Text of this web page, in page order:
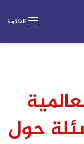
القائمة
على 10اسئلة حول